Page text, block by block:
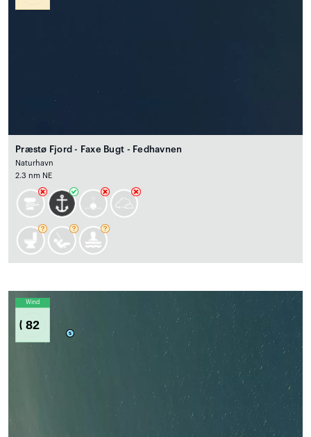
Præstø Fjord - Faxe Bugt - Fedhavnen
Naturhavn
2.3 nm NE
Wind
82